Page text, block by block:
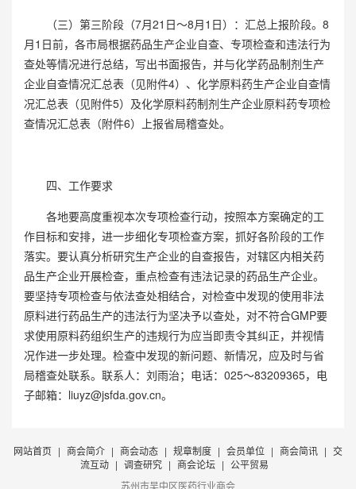
（三）第三阶段（7月21日～8月1日）：汇总上报阶段。8
月1日前，各市局根据药品生产企业自查、专项检查和违法行为
查处等情况进行总结，写出书面报告，并与化学药品制剂生产
企业自查情况汇总表（见附件4）、化学原料药生产企业自查情
况汇总表（见附件5）及化学原料药制剂生产企业原料药专项检
查情况汇总表（附件6）上报省局稽查处。
四、工作要求
各地要高度重视本次专项检查行动，按照本方案确定的工
作目标和安排，进一步细化专项检查方案，抓好各阶段的工作
落实。要认真分析研究生产企业的自查报告，对辖区内相关药
品生产企业开展检查，重点检查有违法记录的药品生产企业。
要坚持专项检查与依法查处相结合，对检查中发现的使用非法
原料进行药品生产的违法行为坚决予以查处，对不符合GMP要
求使用原料药组织生产的违规行为应当即责令其纠正，并视情
况作进一步处理。检查中发现的新问题、新情况，应及时与省
局稽查处联系。联系人：刘雨治；电话：025～83209365，电
子邮箱：liuyz@jsfda.gov.cn。
网站首页 | 商会简介 | 商会动态 | 规章制度 | 会员单位 | 商会简讯 | 交
流互动 | 调查研究 | 商会论坛 | 公平贸易
苏州市吴中区医药行业商会